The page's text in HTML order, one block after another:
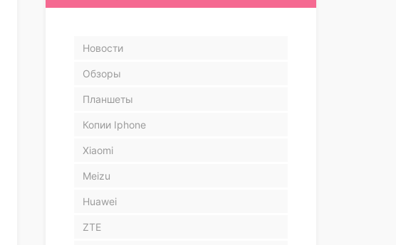
Новости
Обзоры
Планшеты
Копии Iphone
Xiaomi
Meizu
Huawei
ZTE